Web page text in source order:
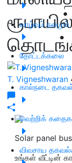
வாழ்வும் நலமும்
தோட்டக்கலை
கால்நடை
வெற்றிக்
விவசாய
T. Vigneshwaran
Solar panel
உங்கள் வீட்டின்